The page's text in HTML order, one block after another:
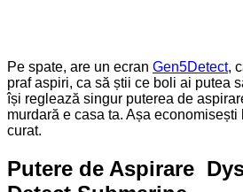
Pe spate, are un ecran Gen5Detect,
praf aspiri, ca să știi ce boli ai putea
își reglează singur puterea de
murdară e casa ta. Așa
curat.
Putere de Aspirare